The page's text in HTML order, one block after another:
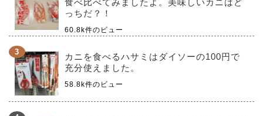
っちだ？！
60.8k件のビュー
カニを食べるハサミはダイソーの100円で
充分使えました。
58.8k件のビュー